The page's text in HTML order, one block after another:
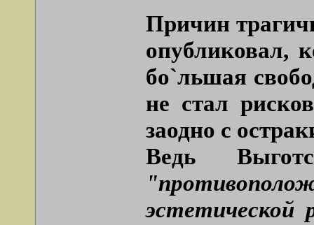
Причин
опубликовал,
бо`льшая
не стал
заодно с
Ведь
эстетической